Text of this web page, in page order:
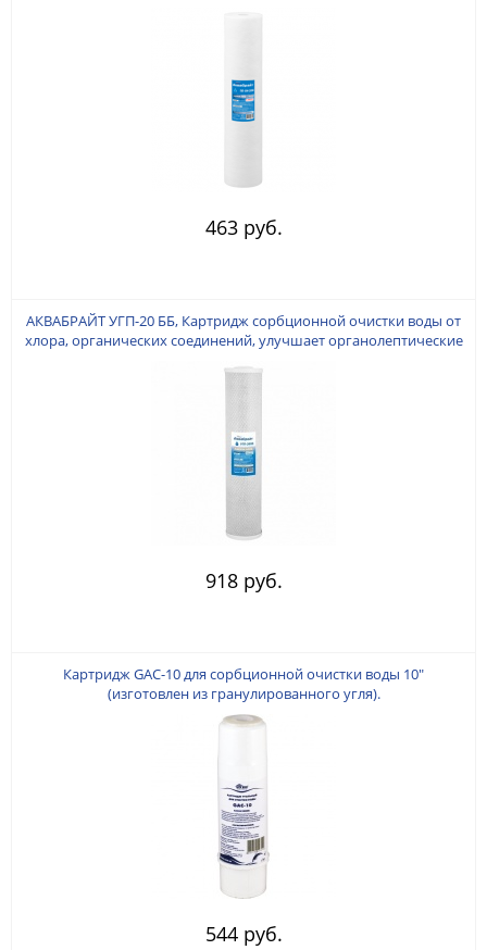
463 руб.
АКВАБРАЙТ УГП-20 ББ, Картридж сорбционной очистки воды от
хлора, органических соединений, улучшает органолептические
дюймов. Ресурс до 18000 литров.
918 руб.
Картридж GAC-10 для сорбционной очистки воды 10"
(изготовлен из гранулированного угля).
544 руб.